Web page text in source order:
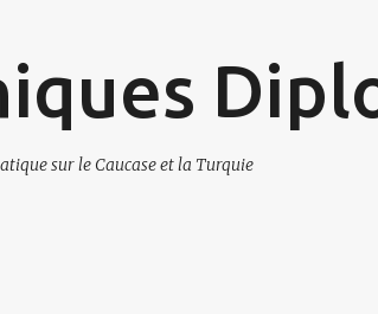
sur le Caucase et la Turquie